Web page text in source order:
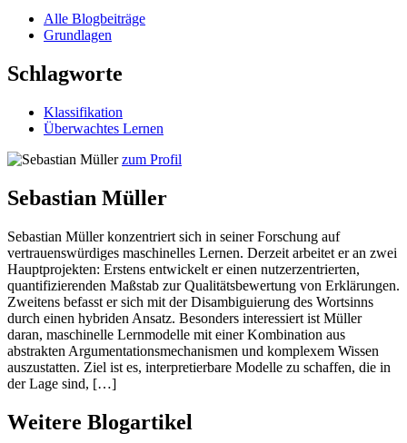
Alle Blogbeiträge
Grundlagen
Schlagworte
Klassifikation
Überwachtes Lernen
zum Profil
Sebastian Müller
Sebastian Müller konzentriert sich in seiner Forschung auf
vertrauenswürdiges maschinelles Lernen. Derzeit arbeitet er an zwei
Hauptprojekten: Erstens entwickelt er einen nutzerzentrierten,
quantifizierenden Maßstab zur Qualitätsbewertung von Erklärungen.
Zweitens befasst er sich mit der Disambiguierung des Wortsinns
durch einen hybriden Ansatz. Besonders interessiert ist Müller
daran, maschinelle Lernmodelle mit einer Kombination aus
abstrakten Argumentationsmechanismen und komplexem Wissen
auszustatten. Ziel ist es, interpretierbare Modelle zu schaffen, die in
der Lage sind, […]
Weitere Blogartikel